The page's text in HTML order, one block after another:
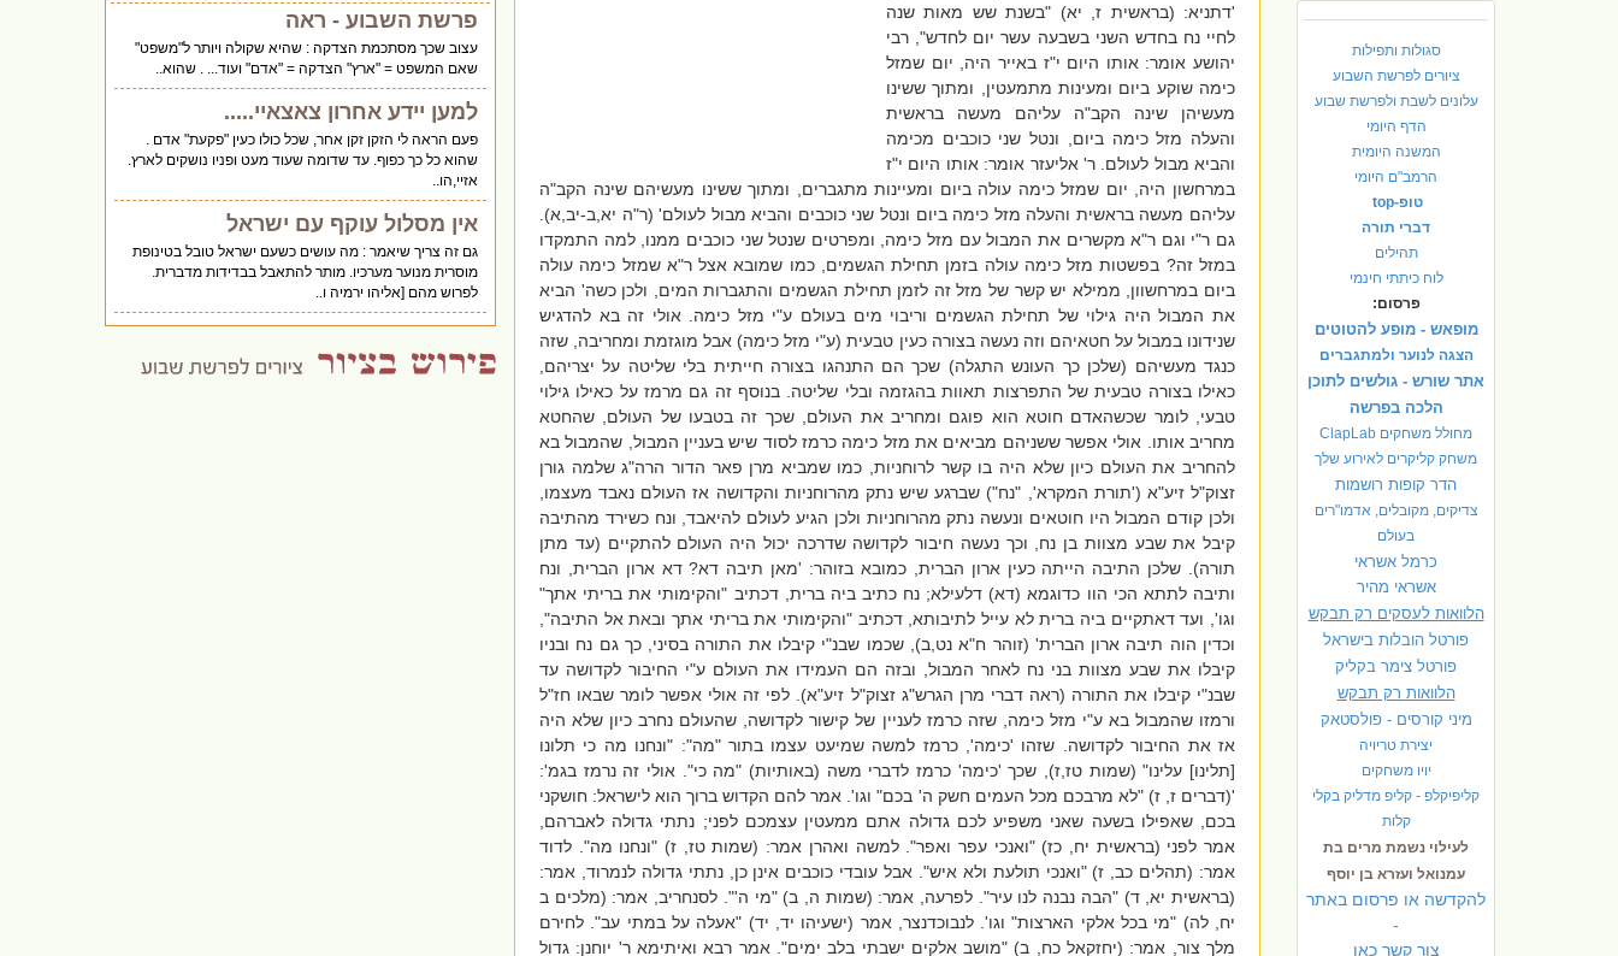
סגולות ותפילות
ציורים לפרשת השבוע
עלונים לשבת ולפרשת שבוע
הדף היומי
המשנה היומית
הרמב"ם היומי
טופ-top
דברי תורה
תהילים
לוח כיתתי חינמי
פרסום:
מופאש - מופע להטוטים
הצגה לנוער ולמתגברים
אתר שורש - גולשים לתוכן
הלכה בפרשה
מחולל משחקים ClapLab
משחק קליקרים לאירוע שלך
הדר קופות רושמות
צדיקים, מקובלים, אדמו"רים
בעולם
כרמל אשראי
אשראי מהיר
הלוואות לעסקים רק תבקש
פורטל הובלות בישראל
פורטל צימר בקליק
הלוואות רק תבקש
מיני קורסים - פולסטאק
יצירת טריויה
יויו משחקים
קליפיקלפ - קליפ מדליק בקלי
קלות
לעילוי נשמת מרים בת
עמנואל ועזרא בן יוסף
להקדשה או פרסום באתר
-
צור קשר כאן
'דתניא: (בראשית ז, יא) "בשנת שש מאות שנה
לחיי נח בחדש השני בשבעה עשר יום לחדש", רבי
יהושע אומר: אותו היום י"ז באייר היה, יום שמזל
כימה שוקע ביום ומעינות מתמעטין, ומתוך ששינו
מעשיהן שינה הקב"ה עליהם מעשה בראשית
והעלה מזל כימה ביום, ונטל שני כוכבים מכימה
והביא מבול לעולם. ר' אליעזר אומר: אותו היום י"ז
במרחשון היה, יום שמזל כימה עולה ביום ומעיינות מתגברים
ומתוך ששינו מעשיהם שינה הקב"ה
עליהם מעשה בראשית והעלה מזל כימה ביום ונטל שני כוכבים והביא מבול לעולם' (ר"ה יא,ב-יב,א).
גם ר"י וגם ר"א מקשרים את המבול עם מזל כימה, ומפרטים שנטל שני כוכבים ממנו, למה התמקדו
במזל זה? בפשטות מזל כימה עולה בזמן תחילת הגשמים, כמו שמובא אצל ר"א שמזל כימה עולה
ביום במרחשוון, ממילא יש קשר של מזל זה לזמן תחילת הגשמים והתגברות המים, ולכן כשה' הביא
את המבול היה גילוי של תחילת הגשמים וריבוי מים בעולם ע"י מזל כימה. אולי זה בא להדגיש
שנידונו במבול על חטאיהם וזה נעשה בצורה כעין טבעית (ע"י מזל כימה) אבל מוגזמת ומחריבה, שזה
כנגד מעשיהם (שלכן כך העונש התגלה) שכך הם התנהגו בצורה חייתית בלי שליטה על יצריהם,
כאילו בצורה טבעית של התפרצות תאוות בהגזמה ובלי שליטה. בנוסף זה גם מרמז על כאילו גילוי
טבעי, לומר שכשהאדם חוטא הוא פוגם ומחריב את העולם, שכך זה בטבעו של העולם, שהחטא
מחריב אותו. אולי אפשר ששניהם מביאים את מזל כימה כרמז לסוד שיש בעניין המבול, שהמבול בא
להחריב את העולם כיון שלא היה בו קשר לרוחניות, כמו שמביא מרן פאר הדור הרה"ג שלמה גורן
זצוק"ל זיע"א ('תורת המקרא', "נח") שברגע שיש נתק מהרוחניות והקדושה אז העולם נאבד מעצמו,
ולכן קודם המבול היו חוטאים ונעשה נתק מהרוחניות ולכן הגיע לעולם להיאבד, ונח כשירד מהתיבה
קיבל את שבע מצוות בן נח, וכך נעשה חיבור לקדושה שדרכה יכול היה העולם להתקיים (עד מתן
תורה). שלכן התיבה הייתה כעין ארון הברית, כמובא בזוהר: 'מאן תיבה דא? דא ארון הברית, ונח
ותיבה לתתא הכי הוו כדוגמא (דא) דלעילא; נח כתיב ביה ברית, דכתיב "והקימותי את בריתי אתך"
וגו', ועד דאתקיים ביה ברית לא עייל לתיבותא, דכתיב "והקימותי את בריתי אתך ובאת אל התיבה",
וכדין הוה תיבה ארון הברית' (זוהר ח"א נט,ב), שכמו שבנ"י קיבלו את התורה בסיני, כך גם נח ובניו
קיבלו את שבע מצוות בני נח לאחר המבול, ובזה הם העמידו את העולם ע"י החיבור לקדושה עד
שבנ"י קיבלו את התורה (ראה דברי מרן הגרש"ג זצוק"ל זיע"א). לפי זה אולי אפשר לומר שבאו חז"ל
ורמזו שהמבול בא ע"י מזל כימה, שזה כרמז לעניין של קישור לקדושה, שהעולם נחרב כיון שלא היה
אז את החיבור לקדושה. שזהו 'כימה', כרמז למשה שמיעט עצמו בתור "מה": "ונחנו מה כי תלונו
[תלינו] עלינו" (שמות טז,ז), שכך 'כימה' כרמז לדברי משה (באותיות) "מה כי". אולי זה נרמז בגמ':
'(דברים ז, ז) "לא מרבכם מכל העמים חשק ה' בכם" וגו'. אמר להם הקדוש ברוך הוא לישראל: חושקני
בכם, שאפילו בשעה שאני משפיע לכם גדולה אתם ממעטין עצמכם לפני; נתתי גדולה לאברהם,
אמר לפני (בראשית יח, כז) "ואנכי עפר ואפר". למשה ואהרן אמר: (שמות טז, ז) "ונחנו מה". לדוד
אמר: (תהלים כב, ז) "ואנכי תולעת ולא איש". אבל עובדי כוכבים אינן כן, נתתי גדולה לנמרוד, אמר:
(בראשית יא, ד) "הבה נבנה לנו עיר". לפרעה, אמר: (שמות ה, ב) "מי ה'". לסנחריב, אמר: (מלכים ב
יח, לה) "מי בכל אלקי הארצות" וגו'. לנבוכדנצר, אמר (ישעיהו יד, יד) "אעלה על במתי עב". לחירם
מלך צור, אמר: (יחזקאל כח, ב) "מושב אלקים ישבתי בלב ימים". אמר רבא ואיתימא ר' יוחנן: גדול
פרשת השבוע - ראה
עצוב שכך מסתכמת הצדקה : שהיא שקולה ויותר ל"משפט"
שאם המשפט = "ארץ" הצדקה = "אדם" ועוד... . שהוא..
למען יידע אחרון צאצאיי.....
פעם הראה לי הזקן זקן אחר, שכל כולו כעין "פקעת" אדם .
שהוא כל כך כפוף. עד שדומה שעוד מעט ופניו נושקים לארץ.
אזיי,הו..
אין מסלול עוקף עם ישראל
גם זה צריך שיאמר : מה עושים כשעם ישראל טובל בטינופת
מוסרית מנוער מערכיו. מותר להתאבל בבדידות מדברית.
לפרוש מהם [אליהו ירמיה ו..